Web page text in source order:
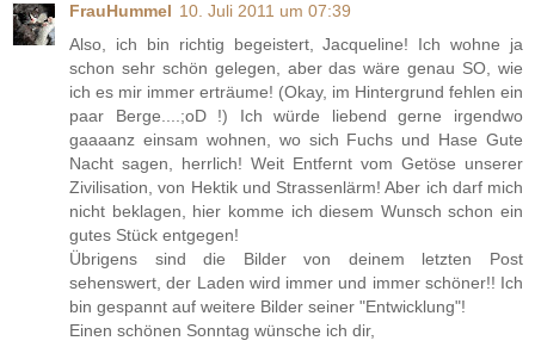
FrauHummel 10. Juli 2011 um 07:39
Also, ich bin richtig begeistert, Jacqueline! Ich wohne ja
schon sehr schön gelegen, aber das wäre genau SO, wie
ich es mir immer erträume! (Okay, im Hintergrund fehlen ein
paar Berge....;oD !) Ich würde liebend gerne irgendwo
gaaaanz einsam wohnen, wo sich Fuchs und Hase Gute
Nacht sagen, herrlich! Weit Entfernt vom Getöse unserer
Zivilisation, von Hektik und Strassenlärm! Aber ich darf mich
nicht beklagen, hier komme ich diesem Wunsch schon ein
gutes Stück entgegen!
Übrigens sind die Bilder von deinem letzten Post
sehenswert, der Laden wird immer und immer schöner!! Ich
bin gespannt auf weitere Bilder seiner "Entwicklung"!
Einen schönen Sonntag wünsche ich dir,